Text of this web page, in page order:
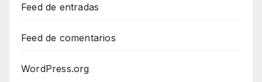
Feed de entradas
Feed de comentarios
WordPress.org